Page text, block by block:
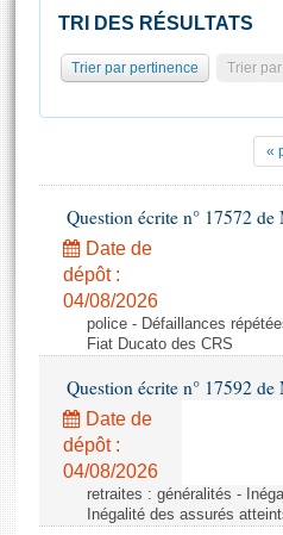
Pétitions
Projets de loi
Propositions de loi
Amendements
Textes adoptés
Rapports législatifs
Rapports sur l'application des lois
Baromètre de l’application des
Statistiques et chiffres
Documents de référence
( Constitution | Règlement de
Histoire
Juniors
Anciennes législatures
Contacts et plan d'accès
Photos libres de droit
TRI DES RÉSULTATS
Trier par pertinence Trier
«
Question écrite n° 17572
Date de
dépôt :
04/08/2026
police - Défaillances
Fiat Ducato des CRS
Question écrite n° 17592
Date de
dépôt :
04/08/2026
retraites : généralités -
Inégalité des assurés